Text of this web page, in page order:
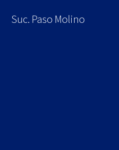
Suc. Paso Molino